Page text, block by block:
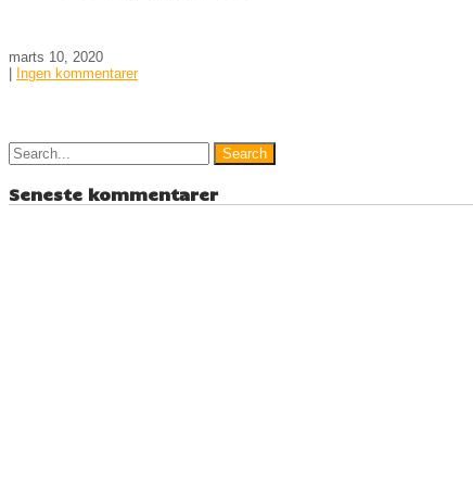
marts 10, 2020
Ingen kommentarer
Seneste kommentarer